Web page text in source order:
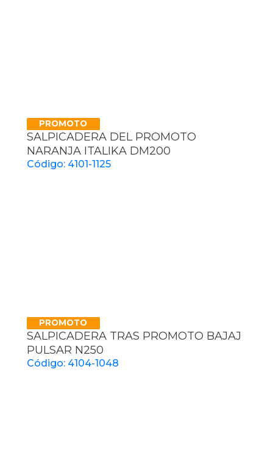
PROMOTO
SALPICADERA DEL PROMOTO
NARANJA ITALIKA DM200
Código: 4101-1125
PROMOTO
SALPICADERA TRAS PROMOTO BAJAJ
PULSAR N250
Código: 4104-1048